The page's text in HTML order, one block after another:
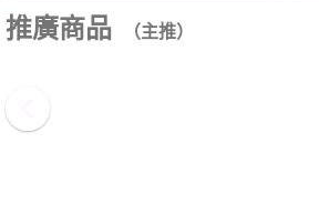
推廣商品 （主推）